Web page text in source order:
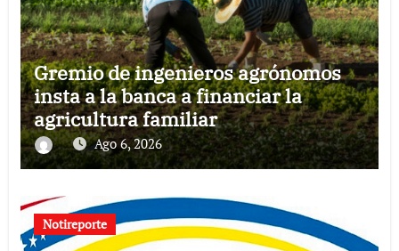
Gremio de ingenieros agrónomos
insta a la banca a financiar la
agricultura familiar
Ago 6, 2026
Notireporte